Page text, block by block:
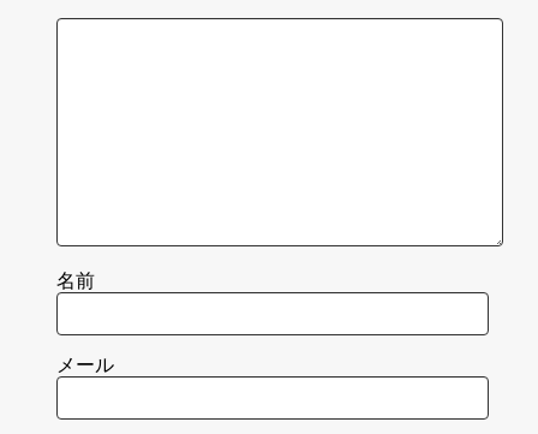
名前
メール